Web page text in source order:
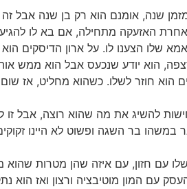
שנה, אומנם הוא רק בן שנה אבל
האזעקה מתחילה, אם בא לו
שלו הצענו לו. על ארון הדיסקים
הוא יודע שנכעס אבל הוא ממש
הוא חוזר לשלו. כשהוא מחליט, אז
להשיג את מה שהוא רוצה, אבל
במשהו בר השגה ופשוט לא היינו
עם חזון, עם איזה שהן מטרות שהוא
עם המון מוטיבציה ורצון ואז